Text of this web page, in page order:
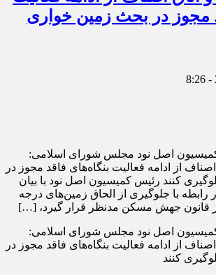
مجوز در بحث زمین خواری
اصل نود مجلس شورای اسلامی:
از ادامه فعالیت بنگاه‌های فاقد مجوز در
کنند رئیس کمیسیون اصل نود با بیان
در رابطه با جلوگیری از الحاق زمین‌های درجه
قانون جهش مسکن مدنظر قرار گیرد، […]
اصل نود مجلس شورای اسلامی:
از ادامه فعالیت بنگاه‌های فاقد مجوز در
کنند